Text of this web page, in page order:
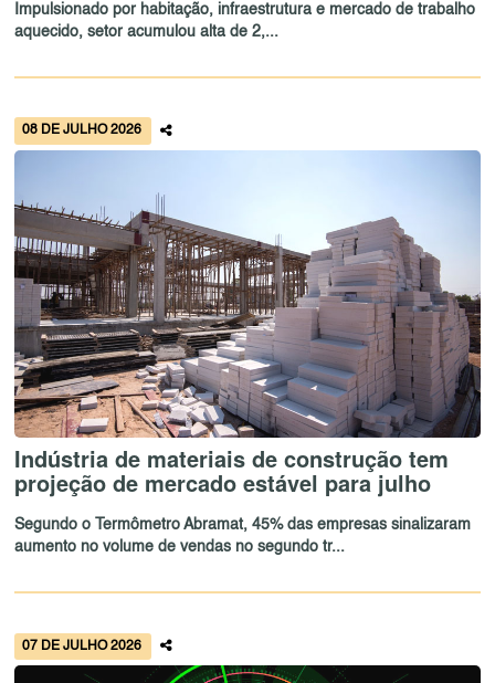
Impulsionado por habitação, infraestrutura e mercado de trabalho
aquecido, setor acumulou alta de 2,...
08 DE JULHO 2026
Indústria de materiais de construção tem
projeção de mercado estável para julho
Segundo o Termômetro Abramat, 45% das empresas sinalizaram
aumento no volume de vendas no segundo tr...
07 DE JULHO 2026